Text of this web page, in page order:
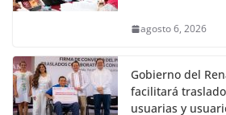
agosto 6, 2026
Gobierno del
facilitará
usuarias y